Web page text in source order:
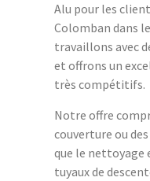
Alu pour les
Colomban dans
travaillons avec
et offrons un
très compétitifs.
Notre offre
couverture ou
que le nettoyage
tuyaux de